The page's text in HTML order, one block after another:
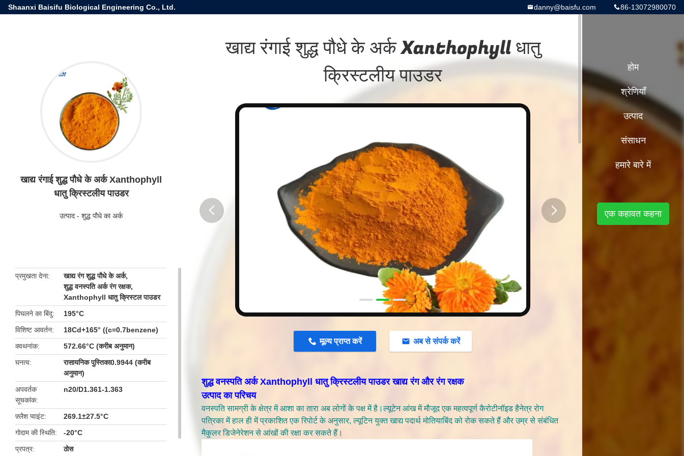
Shaanxi Baisifu Biological Engineering Co., Ltd. 86-13072980070
danny@baisfu.com
खाद्य रंगाई शुद्ध पौधे के अर्क Xanthophyll
धातु क्रिस्टलीय पाउडर
उत्पाद - शुद्ध पौधे का अर्क
प्रमुखता देना खाद्य रंग शुद्ध पौधे के अर्क,
शुद्ध वनस्पति अर्क रंग रक्षक,
Xanthophyll धातु क्रिस्टल पाउडर
पिघलने का बिंदु
195°C
विशिष्ट आवर्तन
18Cd+165° ((c=0.7benzene)
क्वथनांक
572.66°C (करीब अनुमान)
घनत्व
रासायनिक पुस्तिका0.9944 (करीब
अनुमान)
अपवर्तक
सूचकांक
n20/D1.361-1.363
फ़्लैश प्वाइंट
269.1±27.5°C
गोदाम की स्थिति
-20°C
प्रपत्र
ठोस
खाद्य रंगाई शुद्ध पौधे के अर्क Xanthophyll धातु
क्रिस्टलीय पाउडर
मूल्य प्राप्त करें अब से संपर्क करें
शुद्ध वनस्पति अर्क Xanthophyll धातु क्रिस्टलीय पाउडर खाद्य रंग और रंग रक्षक
उत्पाद का परिचय
वनस्पति सामग्री के क्षेत्र में आशा का तारा अब लोगों के पक्ष में है।ल्यूटेन आंख में मौजूद एक महत्वपूर्ण कैरोटीनॉइड हैनेत्र रोग
पत्रिका में हाल ही में प्रकाशित एक रिपोर्ट के अनुसार, ल्यूटिन युक्त खाद्य पदार्थ मोतियाबिंद को रोक सकते हैं और उम्र से संबंधित
मैकुलर डिजेनेरेशन से आंखों की रक्षा कर सकते हैं।
होम
श्रेणियाँ
उत्पाद
संसाधन
हमारे बारे में
एक कहावत कहना